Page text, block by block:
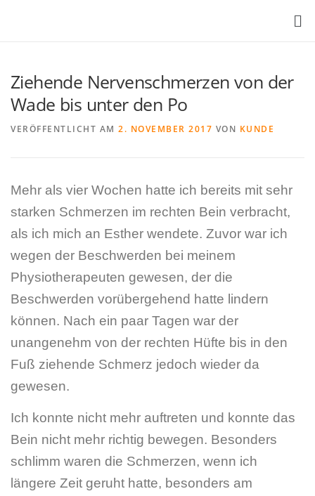
Ziehende Nervenschmerzen von der
Wade bis unter den Po
VERÖFFENTLICHT AM 2. NOVEMBER 2017 VON KUNDE
Mehr als vier Wochen hatte ich bereits mit sehr
starken Schmerzen im rechten Bein verbracht,
als ich mich an Esther wendete. Zuvor war ich
wegen der Beschwerden bei meinem
Physiotherapeuten gewesen, der die
Beschwerden vorübergehend hatte lindern
können. Nach ein paar Tagen war der
unangenehm von der rechten Hüfte bis in den
Fuß ziehende Schmerz jedoch wieder da
gewesen.
Ich konnte nicht mehr auftreten und konnte das
Bein nicht mehr richtig bewegen. Besonders
schlimm waren die Schmerzen, wenn ich
längere Zeit geruht hatte, besonders am